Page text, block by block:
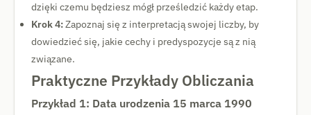
dzięki czemu będziesz mógł prześledzić każdy etap.
Krok 4:Zapoznaj się z interpretacją swojej liczby, by
dowiedzieć się, jakie cechy i predyspozycje są z nią
związane.
Praktyczne Przykłady Obliczania
Przykład 1: Data urodzenia 15 marca 1990